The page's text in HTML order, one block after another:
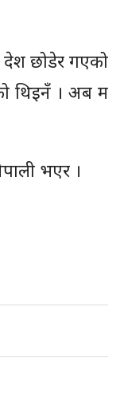
छोडेर गएको
थिइनँ । अब म
भएर ।